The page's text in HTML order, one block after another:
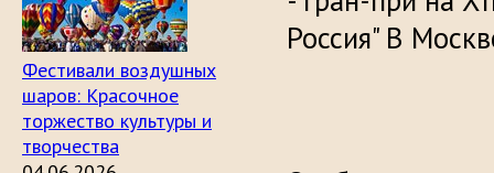
Фестивали воздушных
шаров: Красочное
торжество культуры и
творчества
Россия" В